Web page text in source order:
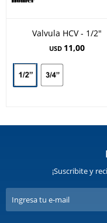
Valvula HCV - 1/2"
USD 11,00
¡Suscribite y